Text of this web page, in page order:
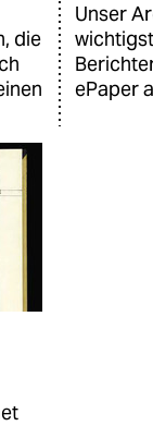
die
Unser
ePaper